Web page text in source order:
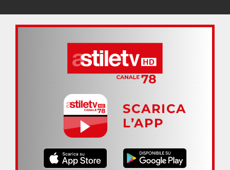
SCARICA
L’APP